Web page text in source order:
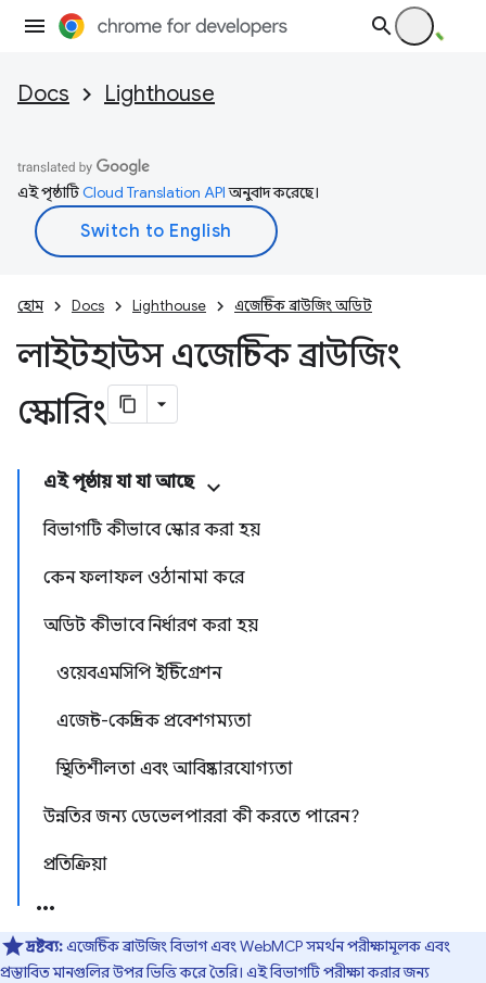
Docs Lighthouse
এই পৃষ্ঠাটিCloud Translation APIঅনুবাদ করেছে।
হোম Docs Lighthouse এজেন্টিক ব্রাউজিং অডিট
লাইটহাউস এজেন্টিক ব্রাউজিং
স্কোরিং
এই পৃষ্ঠায় যা যা আছে
বিভাগটি কীভাবে স্কোর করা হয়
কেন ফলাফল ওঠানামা করে
অডিট কীভাবে নির্ধারণ করা হয়
ওয়েবএমসিপি ইন্টিগ্রেশন
এজেন্ট-কেন্দ্রিক প্রবেশগম্যতা
স্থিতিশীলতা এবং আবিষ্কারযোগ্যতা
উন্নতির জন্য ডেভেলপাররা কী করতে পারেন?
প্রতিক্রিয়া
দ্রষ্টব্য:এজেন্টিক ব্রাউজিং বিভাগ এবং WebMCP সমর্থন পরীক্ষামূলক এবং
প্রস্তাবিত মানগুলির উপর ভিত্তি করে তৈরি। এই বিভাগটি পরীক্ষা করার জন্য